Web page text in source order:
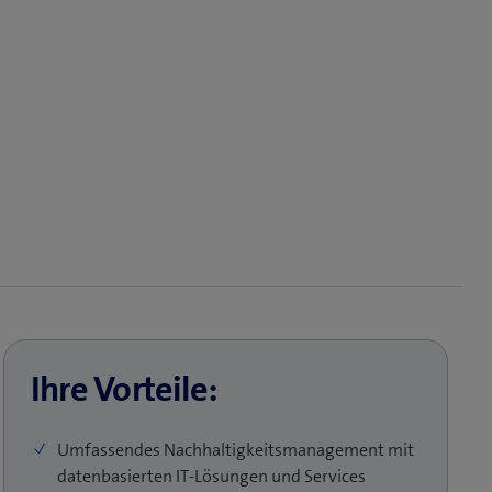
Ihre Vorteile:
Umfassendes Nachhaltigkeitsmanagement mit
datenbasierten IT-Lösungen und Services